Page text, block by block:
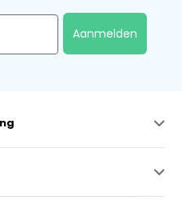
Aanmelden